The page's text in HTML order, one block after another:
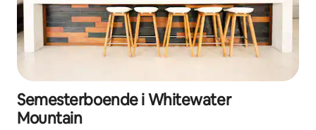
Semesterboende i Whitewater
Mountain